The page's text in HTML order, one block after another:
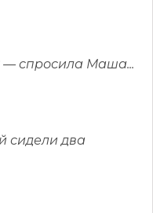
— спросила Маша...
сидели два